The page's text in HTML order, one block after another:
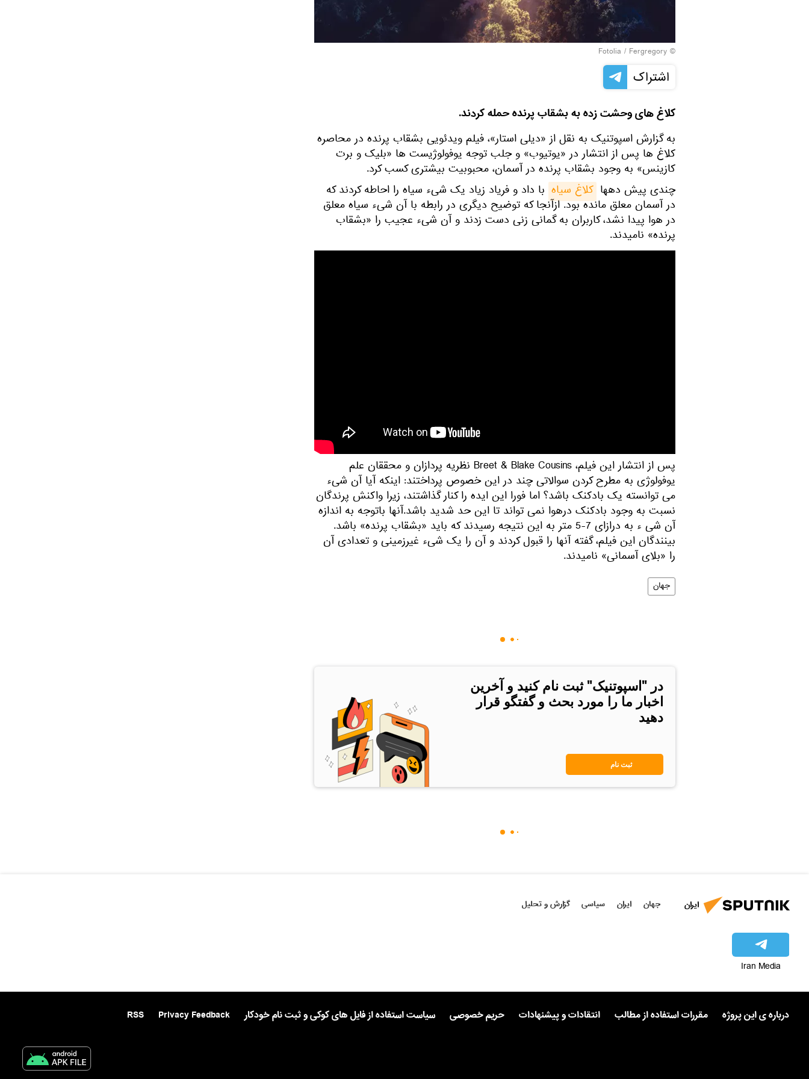
©
Fotolia / Fergregory
اشتراک
کلاغ های وحشت زده به بشقاب پرنده حمله کردند.
به گزارش اسپوتنیک به نقل از «دیلی استار»، فیلم ویدئویی بشقاب پرنده در محاصره
کلاغ ها پس از انتشار در «یوتیوب» و جلب توجه یوفولوژیست ها «بلیک و برت
کازینس» به وجود بشقاب پرنده در آسمان، محبوبیت بیشتری کسب کرد.
چندی پیش دهها کلاغ سیاه با داد و فریاد زیاد یک شیء سیاه را احاطه کردند که
در آسمان معلق مانده بود. ازآنجا که توضیح دیگری در رابطه با آن شیء سیاه معلق
در هوا پیدا نشد، کاربران به گمانی زنی دست زدند و آن شیء عجیب را «بشقاب
پرنده» نامیدند.
پس از انتشار این فیلم، Breet & Blake Cousins نظریه پردازان و محققان علم
یوفولوژی به مطرح کردن سوالاتی چند در این خصوص پرداختند: اینکه آیا آن شیء
می توانسته یک بادکنک باشد؟ اما فورا این ایده را کنار گذاشتند، زیرا واکنش پرندگان
نسبت به وجود بادکنک درهوا نمی تواند تا این حد شدید باشد.آنها باتوجه به اندازه
آن شی ء به درازای 7-5 متر به این نتیجه رسیدند که باید «بشقاب پرنده» باشد.
بینندگان این فیلم، گفته آنها را قبول کردند و آن را یک شیء غیرزمینی و تعدادی آن
را «بلای آسمانی» نامیدند.
جهان
در "اسپوتنیک" ثبت نام کنید و آخرین
اخبار ما را مورد بحث و گفتگو قرار
دهید
ثبت نام
ایران جهان ایران سیاسی گزارش و تحلیل
Iran Media
درباره ی این پروژه مقررات استفاده از مطالب انتقادات و پیشنهادات حریم خصوصی سیاست استفاده از فایل های کوکی و ثبت نام خودکار Privacy Feedback
RSS